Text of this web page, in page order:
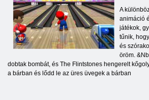
A
animáció
játékok,
tűnik,
és
öröm.
dobtak bombát, és The Flintstones hengerelt
a bárban és lődd le az üres üvegek a bárban